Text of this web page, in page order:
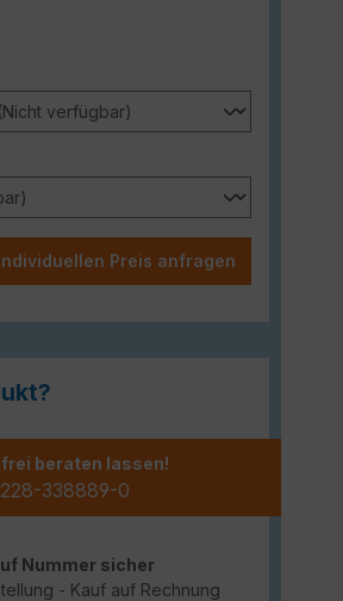
Preis anfragen
beraten lassen!
338889-0
Nummer sicher
- Kauf auf Rechnung